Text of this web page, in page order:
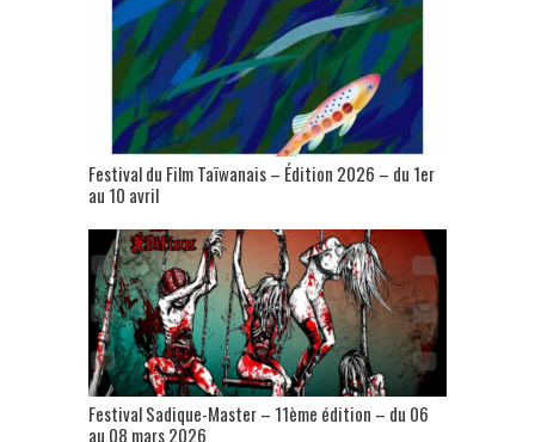
Festival du Film Taïwanais – Édition 2026 – du 1er
au 10 avril
Festival Sadique-Master – 11ème édition – du 06
au 08 mars 2026